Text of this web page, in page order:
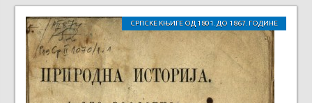
СРПСКЕ КЊИГЕ ОД 1801. ДО 1867. ГОДИНЕ